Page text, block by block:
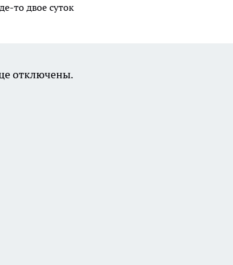
то двое суток
отключены.